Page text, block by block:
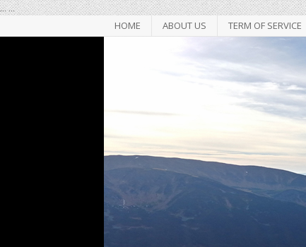
......
HOME ABOUT US TERM OF SERVICE